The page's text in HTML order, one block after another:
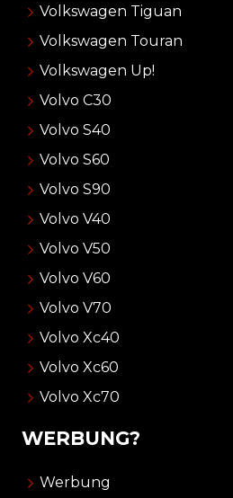
Volkswagen Tiguan
Volkswagen Touran
Volkswagen Up!
Volvo C30
Volvo S40
Volvo S60
Volvo S90
Volvo V40
Volvo V50
Volvo V60
Volvo V70
Volvo Xc40
Volvo Xc60
Volvo Xc70
WERBUNG?
Werbung